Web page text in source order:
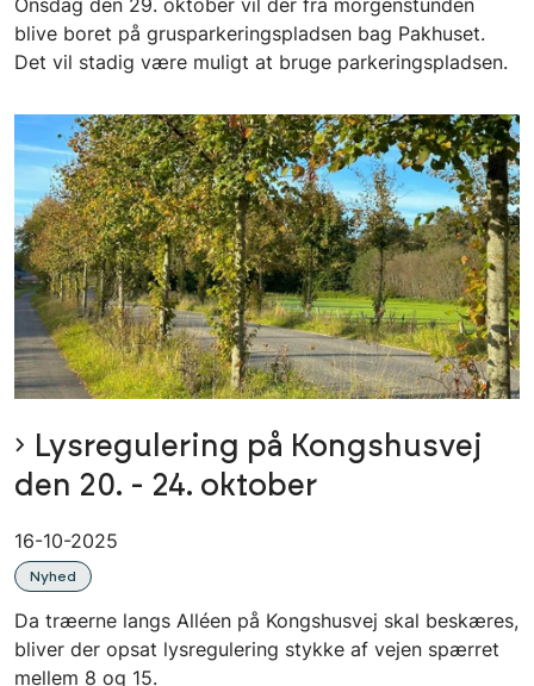
Onsdag den 29. oktober vil der fra morgenstunden
blive boret på grusparkeringspladsen bag Pakhuset.
Det vil stadig være muligt at bruge parkeringspladsen.
Lysregulering på Kongshusvej
den 20. - 24. oktober
16-10-2025
Nyhed
Da træerne langs Alléen på Kongshusvej skal beskæres,
bliver der opsat lysregulering stykke af vejen spærret
mellem 8 og 15.